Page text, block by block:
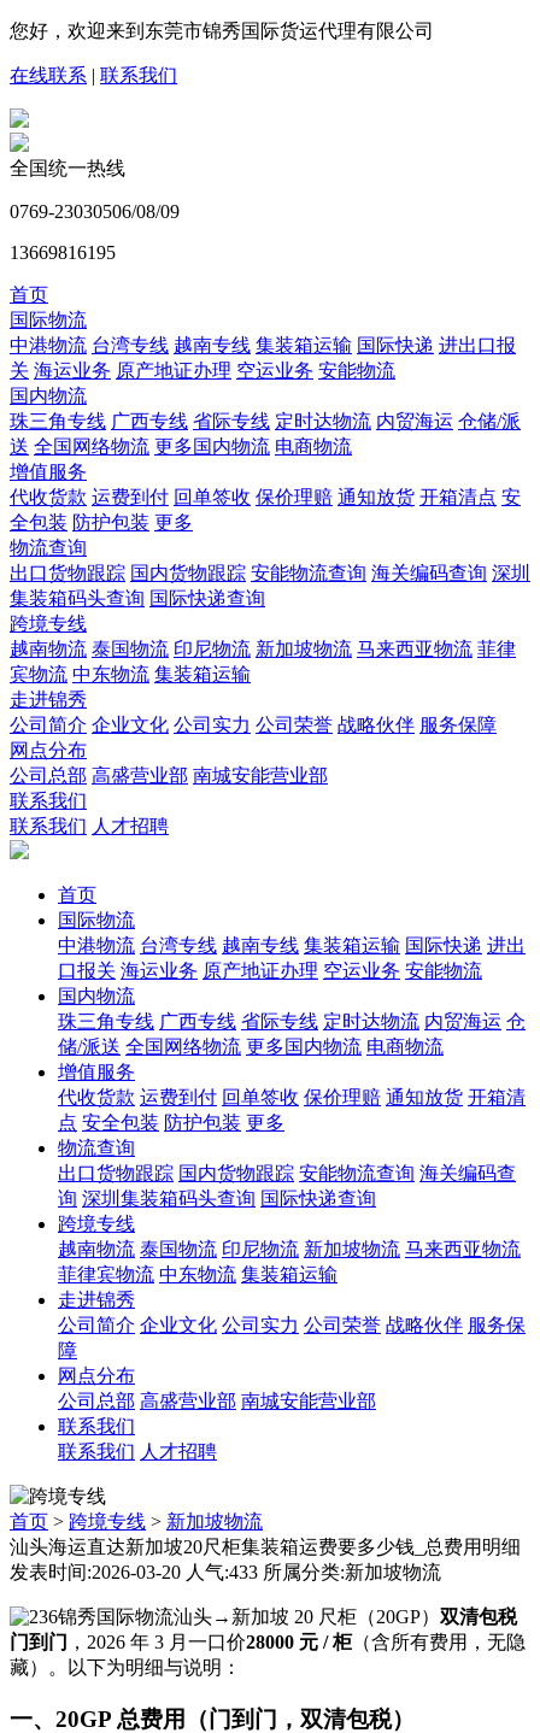
您好，欢迎来到东莞市锦秀国际货运代理有限公司
在线联系 | 联系我们
全国统一热线
0769-23030506/08/09
13669816195
首页
国际物流
中港物流 台湾专线 越南专线 集装箱运输 国际快递 进出口报
关 海运业务 原产地证办理 空运业务 安能物流
国内物流
珠三角专线 广西专线 省际专线 定时达物流 内贸海运 仓储/派
送 全国网络物流 更多国内物流 电商物流
增值服务
代收货款 运费到付 回单签收 保价理赔 通知放货 开箱清点 安
全包装 防护包装 更多
物流查询
出口货物跟踪 国内货物跟踪 安能物流查询 海关编码查询 深圳
集装箱码头查询 国际快递查询
跨境专线
越南物流 泰国物流 印尼物流 新加坡物流 马来西亚物流 菲律
宾物流 中东物流 集装箱运输
走进锦秀
公司简介 企业文化 公司实力 公司荣誉 战略伙伴 服务保障
网点分布
公司总部 高盛营业部 南城安能营业部
联系我们
联系我们 人才招聘
首页
国际物流
中港物流 台湾专线 越南专线 集装箱运输 国际快递 进出
口报关 海运业务 原产地证办理 空运业务 安能物流
国内物流
珠三角专线 广西专线 省际专线 定时达物流 内贸海运 仓
储/派送 全国网络物流 更多国内物流 电商物流
增值服务
代收货款 运费到付 回单签收 保价理赔 通知放货 开箱清
点 安全包装 防护包装 更多
物流查询
出口货物跟踪 国内货物跟踪 安能物流查询 海关编码查
询 深圳集装箱码头查询 国际快递查询
跨境专线
越南物流 泰国物流 印尼物流 新加坡物流 马来西亚物流
菲律宾物流 中东物流 集装箱运输
走进锦秀
公司简介 企业文化 公司实力 公司荣誉 战略伙伴 服务保
障
网点分布
公司总部 高盛营业部 南城安能营业部
联系我们
联系我们 人才招聘
首页 > 跨境专线 > 新加坡物流
汕头海运直达新加坡20尺柜集装箱运费要多少钱_总费用明细
发表时间:2026-03-20 人气:433 所属分类:新加坡物流
锦秀国际物流汕头→新加坡 20 尺柜（20GP） 双清包税
门到门 ，2026 年 3 月一口价28000 元 / 柜（含所有费用，无隐
藏）。以下为明细与说明：
一、20GP 总费用（门到门，双清包税）